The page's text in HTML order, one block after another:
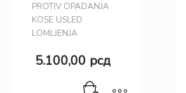
PROTIV OPADANJA
KOSE USLED
LOMLJENJA
5.100,00 рсд